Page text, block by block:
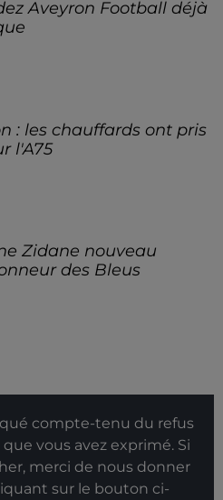
Aveyron Football déjà
: les chauffards ont pris
l'A75
Zidane nouveau
des Bleus
compte-tenu du refus
vous avez exprimé. Si
merci de nous donner
sur le bouton ci-